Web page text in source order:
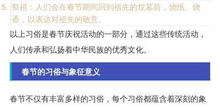
祭祖：人们会在春节期间回到祖先的坟墓前，烧纸、烧
香，以表达对祖先的敬意。
以上习俗是春节庆祝活动的一部分，通过这些传统活动，
人们传承和弘扬着中华民族的优秀文化。
春节的习俗与象征意义
春节不仅有丰富多样的习俗，每个习俗都蕴含着深刻的象